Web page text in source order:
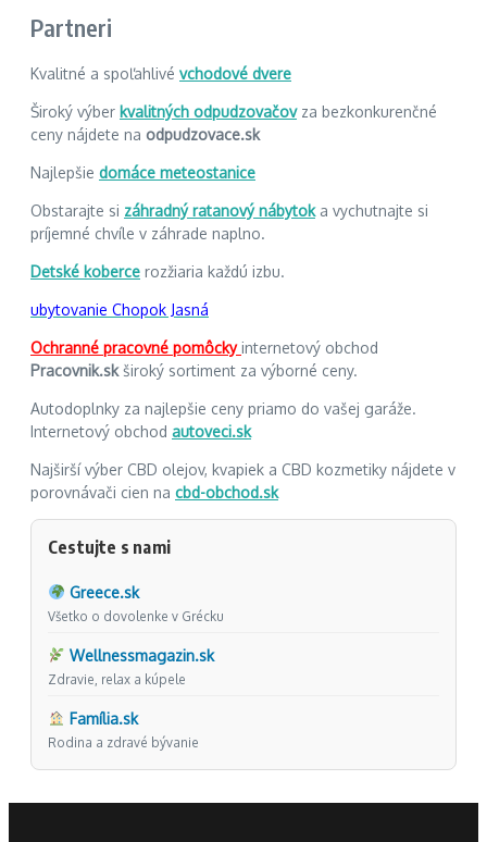
Partneri
Kvalitné a spoľahlivé vchodové dvere
Široký výber kvalitných odpudzovačovza bezkonkurenčné
ceny nájdete na odpudzovace.sk
Najlepšie domáce meteostanice
Obstarajte si záhradný ratanový nábytoka vychutnajte si
príjemné chvíle v záhrade naplno.
Detské koberce rozžiaria každú izbu.
ubytovanie Chopok Jasná
Ochranné pracovné pomôckyinternetový obchod
Pracovnik.skširoký sortiment za výborné ceny.
Autodoplnky za najlepšie ceny priamo do vašej garáže.
Internetový obchod autoveci.sk
Najširší výber CBD olejov, kvapiek a CBD kozmetiky nájdete v
porovnávači cien na cbd-obchod.sk
Cestujte s nami
Greece.sk
Všetko o dovolenke v Grécku
Wellnessmagazin.sk
Zdravie, relax a kúpele
Família.sk
Rodina a zdravé bývanie